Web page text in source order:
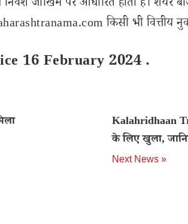
जोखिम पर आधारित होता है। शेयर
किसी भी वित्तीय
16 February 2024 .
Kalahridhaan
के लिए खुला,
Next News »